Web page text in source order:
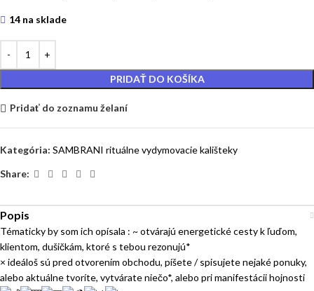
14 na sklade
PRIDAŤ DO KOŠÍKA
Pridať do zoznamu želaní
Kategória: SAMBRANI rituálne vydymovacie kališteky
Share:
Popis
Tématicky by som ich opísala : ~ otvárajú energetické cesty k ľuďom,
klientom, dušičkám, ktoré s tebou rezonujú*
× ideáloš sú pred otvorením obchodu, píšete / spisujete nejaké ponuky,
alebo aktuálne tvoríte, vytvárate niečo*, alebo pri manifestácii hojnosti